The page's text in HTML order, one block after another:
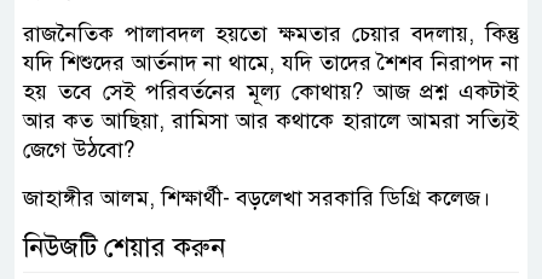
রাজনৈতিক পালাবদল হয়তো ক্ষমতার চেয়ার বদলায়, কিন্তু
যদি শিশুদের আর্তনাদ না থামে, যদি তাদের শৈশব নিরাপদ না
হয় তবে সেই পরিবর্তনের মূল্য কোথায়? আজ প্রশ্ন একটাই
আর কত আছিয়া, রামিসা আর কথাকে হারালে আমরা সত্যিই
জেগে উঠবো?
জাহাঙ্গীর আলম, শিক্ষার্থী- বড়লেখা সরকারি ডিগ্রি কলেজ।
নিউজটি শেয়ার করুন